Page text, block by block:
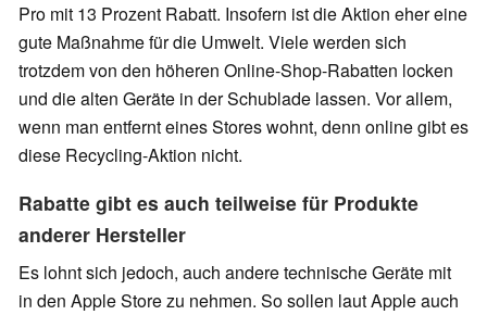
Pro mit 13 Prozent Rabatt. Insofern ist die Aktion eher eine
gute Maßnahme für die Umwelt. Viele werden sich
trotzdem von den höheren Online-Shop-Rabatten locken
und die alten Geräte in der Schublade lassen. Vor allem,
wenn man entfernt eines Stores wohnt, denn online gibt es
diese Recycling-Aktion nicht.
Rabatte gibt es auch teilweise für Produkte
anderer Hersteller
Es lohnt sich jedoch, auch andere technische Geräte mit
in den Apple Store zu nehmen. So sollen laut Apple auch